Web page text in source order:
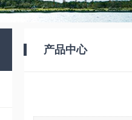
产品中心